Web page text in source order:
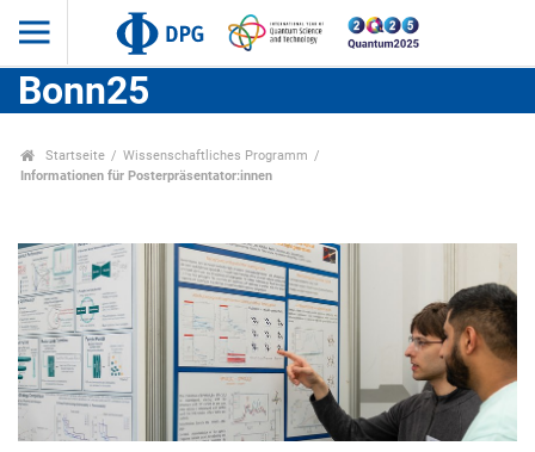
Bonn25
Startseite
Wissenschaftliches Programm
Informationen für Posterpräsentator:innen